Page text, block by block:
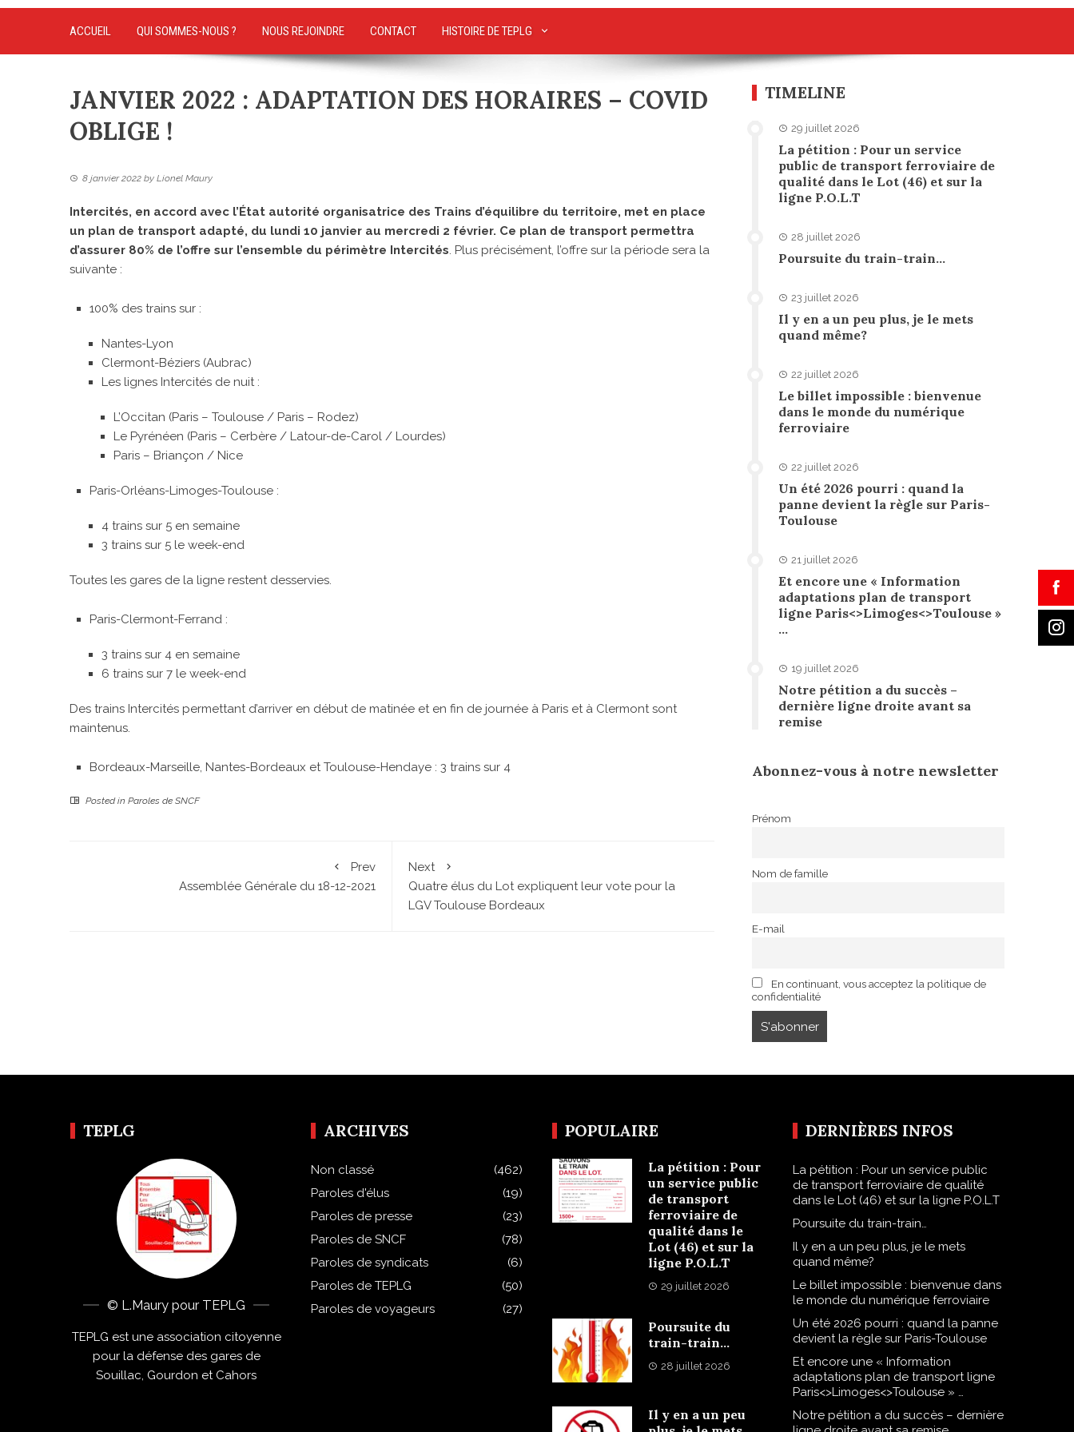
ACCUEIL QUI SOMMES-NOUS ? NOUS REJOINDRE CONTACT HISTOIRE DE TEPLG
JANVIER 2022 : ADAPTATION DES HORAIRES – COVID
OBLIGE !
8 janvier 2022 by Lionel Maury
Intercités, en accord avec l’État autorité organisatrice des Trains d’équilibre du territoire, met en place
un plan de transport adapté, du lundi 10 janvier au mercredi 2 février. Ce plan de transport permettra
d’assurer 80% de l’offre sur l’ensemble du périmètre Intercités. Plus précisément, l’offre sur la période sera la
suivante :
100% des trains sur :
Nantes-Lyon
Clermont-Béziers (Aubrac)
Les lignes Intercités de nuit :
L’Occitan (Paris – Toulouse / Paris – Rodez)
Le Pyrénéen (Paris – Cerbère / Latour-de-Carol / Lourdes)
Paris – Briançon / Nice
Paris-Orléans-Limoges-Toulouse :
4 trains sur 5 en semaine
3 trains sur 5 le week-end
Toutes les gares de la ligne restent desservies.
Paris-Clermont-Ferrand :
3 trains sur 4 en semaine
6 trains sur 7 le week-end
Des trains Intercités permettant d’arriver en début de matinée et en fin de journée à Paris et à Clermont sont
maintenus.
Bordeaux-Marseille, Nantes-Bordeaux et Toulouse-Hendaye : 3 trains sur 4
Posted in Paroles de SNCF
Prev
Assemblée Générale du 18-12-2021
Next
Quatre élus du Lot expliquent leur vote pour la
LGV Toulouse Bordeaux
TIMELINE
29 juillet 2026
La pétition : Pour un service
public de transport ferroviaire de
qualité dans le Lot (46) et sur la
ligne P.O.L.T
28 juillet 2026
Poursuite du train-train…
23 juillet 2026
Il y en a un peu plus, je le mets
quand même?
22 juillet 2026
Le billet impossible : bienvenue
dans le monde du numérique
ferroviaire
22 juillet 2026
Un été 2026 pourri : quand la
panne devient la règle sur Paris-
Toulouse
21 juillet 2026
Et encore une « Information
adaptations plan de transport
ligne Paris<>Limoges<>Toulouse »
…
19 juillet 2026
Notre pétition a du succès –
dernière ligne droite avant sa
remise
Abonnez-vous à notre newsletter
Prénom
Nom de famille
E-mail
En continuant, vous acceptez la politique de
confidentialité
TEPLG
© L.Maury pour TEPLG
TEPLG est une association citoyenne
pour la défense des gares de
Souillac, Gourdon et Cahors
ARCHIVES
Non classé
(462)
Paroles d'élus
(19)
Paroles de presse
(23)
Paroles de SNCF
(78)
Paroles de syndicats
(6)
Paroles de TEPLG
(50)
Paroles de voyageurs
(27)
POPULAIRE
La pétition : Pour
un service public
de transport
ferroviaire de
qualité dans le
Lot (46) et sur la
ligne P.O.L.T
29 juillet 2026
Poursuite du
train-train…
28 juillet 2026
Il y en a un peu
DERNIÈRES INFOS
La pétition : Pour un service public
de transport ferroviaire de qualité
dans le Lot (46) et sur la ligne P.O.L.T
Poursuite du train-train…
Il y en a un peu plus, je le mets
quand même?
Le billet impossible : bienvenue dans
le monde du numérique ferroviaire
Un été 2026 pourri : quand la panne
devient la règle sur Paris-Toulouse
Et encore une « Information
adaptations plan de transport ligne
Paris<>Limoges<>Toulouse » …
Notre pétition a du succès – dernière